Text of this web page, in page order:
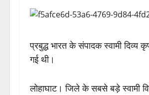
प्रबुद्ध भारत के संपादक स्वामी दिव्य
गई थी।
लोहाघाट। जिले के सबसे बड़े स्वामी